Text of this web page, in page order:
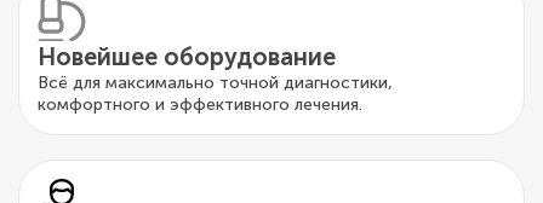
Новейшее оборудование
Всё для максимально точной диагностики,
комфортного и эффективного лечения.